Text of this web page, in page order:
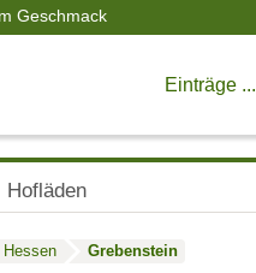
Geschmack
Einträge ...
Hofläden
Hessen Grebenstein